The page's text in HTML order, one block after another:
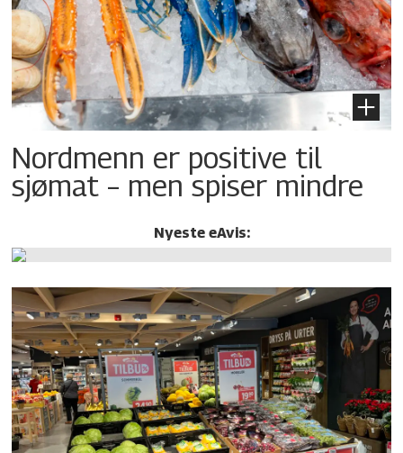
Nordmenn er positive til
sjømat – men spiser mindre
Nyeste eAvis: